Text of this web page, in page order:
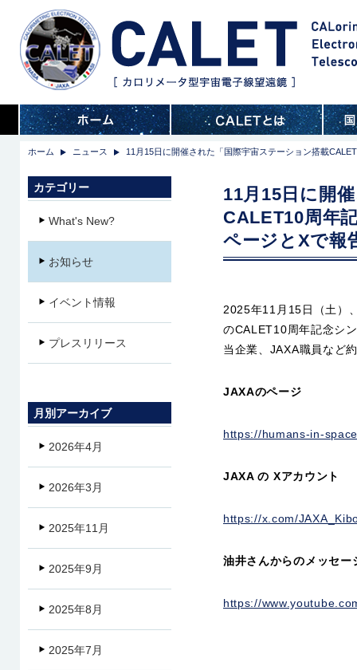
ホーム ニュース 11月15日に開催された「国際宇宙ステーション搭載
11月15日に開
CALET10周年
ページとXで報
2025年11月15日（土）
のCALET10周年記念シ
当企業、JAXA職員など
JAXAのページ
https://humans-in-
JAXA の Xアカウント
https://x.com/
油井さんからのメッセー
https://
カテゴリー
What's New?
お知らせ
イベント情報
プレスリリース
月別アーカイブ
2026年4月
2026年3月
2025年11月
2025年9月
2025年8月
2025年7月